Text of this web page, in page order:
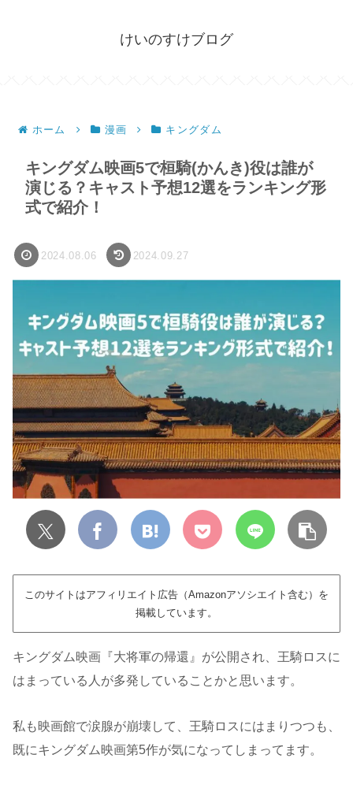
けいのすけブログ
ホーム 漫画 キングダム
キングダム映画5で桓騎(かんき)役は誰が
演じる？キャスト予想12選をランキング形
式で紹介！
2024.08.06 2024.09.27
このサイトはアフィリエイト広告（Amazonアソシエイト含む）を
掲載しています。
キングダム映画『大将軍の帰還』が公開され、王騎ロスに
はまっている人が多発していることかと思います。
私も映画館で涙腺が崩壊して、王騎ロスにはまりつつも、
既にキングダム映画第5作が気になってしまってます。